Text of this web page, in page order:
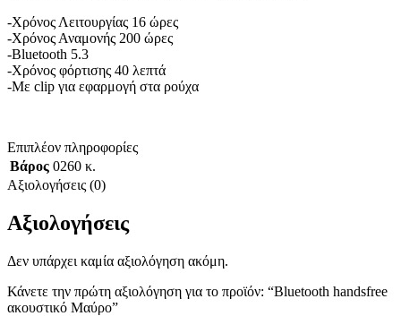
-Χρόνος Λειτουργίας 16 ώρες
-Χρόνος Αναμονής 200 ώρες
-Bluetooth 5.3
-Χρόνος φόρτισης 40 λεπτά
-Με clip για εφαρμογή στα ρούχα
Επιπλέον πληροφορίες
Βάρος 0260 κ.
Αξιολογήσεις (0)
Αξιολογήσεις
Δεν υπάρχει καμία αξιολόγηση ακόμη.
Κάνετε την πρώτη αξιολόγηση για το προϊόν: “Bluetooth handsfree
ακουστικό Μαύρο”